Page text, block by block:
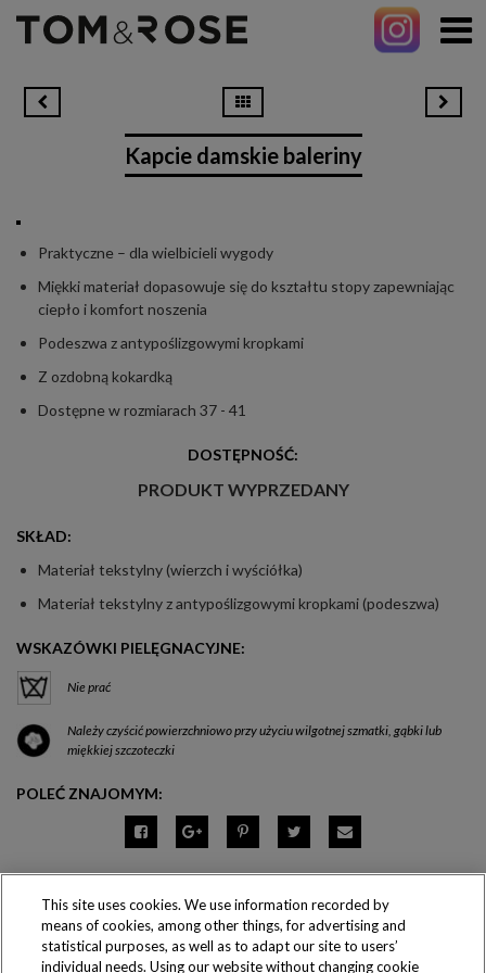
Kapcie damskie baleriny
Praktyczne – dla wielbicieli wygody
Miękki materiał dopasowuje się do kształtu stopy zapewniając
ciepło i komfort noszenia
Podeszwa z antypoślizgowymi kropkami
Z ozdobną kokardką
Dostępne w rozmiarach 37 - 41
DOSTĘPNOŚĆ:
PRODUKT WYPRZEDANY
SKŁAD:
Materiał tekstylny (wierzch i wyściółka)
Materiał tekstylny z antypoślizgowymi kropkami (podeszwa)
WSKAZÓWKI PIELĘGNACYJNE:
Nie prać
Należy czyścić powierzchniowo przy użyciu wilgotnej szmatki, gąbki lub
miękkiej szczoteczki
POLEĆ ZNAJOMYM:
Produkty dostępne
wyłącznie w sklepach
This site uses cookies. We use information recorded by
means of cookies, among other things, for advertising and
statistical purposes, as well as to adapt our site to users’
individual needs. Using our website without changing cookie